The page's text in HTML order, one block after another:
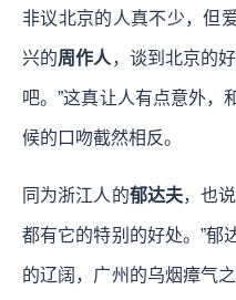
非议北京的人真不少，但
兴的周作人 ，谈到北京的
吧。”这真让人有点意外，
候的口吻截然相反。
同为浙江人的郁达夫，也
都有它的特别的好处。”郁
的辽阔，广州的乌烟瘴气